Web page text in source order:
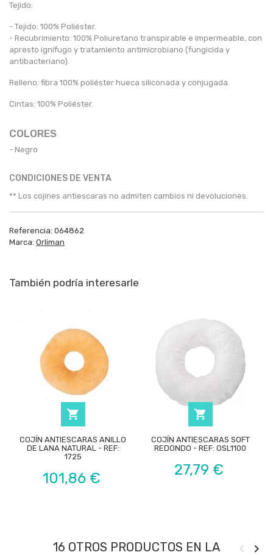
Tejido:
- Tejido: 100% Poliéster.
- Recubrimiento: 100% Poliuretano transpirable e impermeable, con
apresto ignífugo y tratamiento antimicrobiano (fungicida y
antibacteriano).
Relleno: fibra 100% poliéster hueca siliconada y conjugada.
Cintas: 100% Poliéster.
COLORES
- Negro
CONDICIONES DE VENTA
** Los cojines antiescaras no admiten cambios ni devoluciones.
Referencia: 064862
Marca: Orliman
También podría interesarle

COJÍN ANTIESCARAS ANILLO
DE LANA NATURAL - REF:
1725
Precio
101,86 €

COJÍN ANTIESCARAS SOFT
REDONDO - REF: OSL1100
Precio
27,79 €
16 OTROS PRODUCTOS EN LA